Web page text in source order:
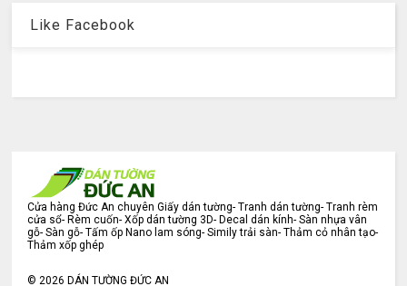
Like Facebook
Cửa hàng Đức An chuyên Giấy dán tường- Tranh dán tường- Tranh rèm
cửa sổ- Rèm cuốn- Xốp dán tường 3D- Decal dán kính- Sàn nhựa vân
gỗ- Sàn gỗ- Tấm ốp Nano lam sóng- Simily trải sàn- Thảm cỏ nhân tạo-
Thảm xốp ghép
© 2026 DÁN TƯỜNG ĐỨC AN